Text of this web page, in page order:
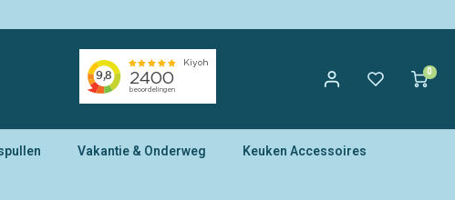
0
Vakantie & Onderweg Keuken Accessoires